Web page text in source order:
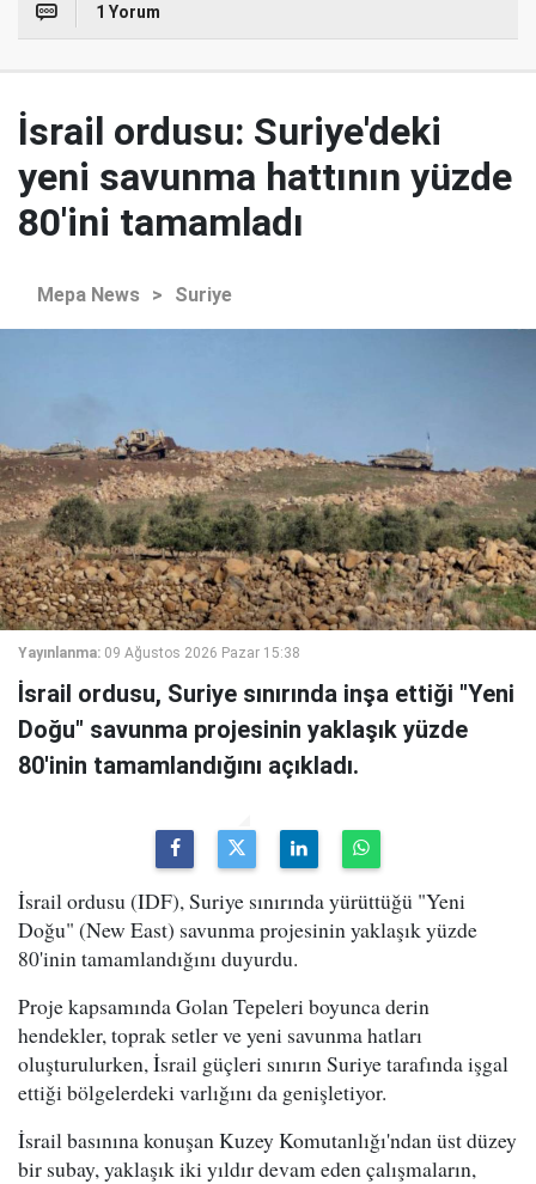
1 Yorum
İsrail ordusu: Suriye'deki
yeni savunma hattının yüzde
80'ini tamamladı
Mepa News > Suriye
Yayınlanma: 09 Ağustos 2026 Pazar 15:38
İsrail ordusu, Suriye sınırında inşa ettiği "Yeni
Doğu" savunma projesinin yaklaşık yüzde
80'inin tamamlandığını açıkladı.
İsrail ordusu (IDF), Suriye sınırında yürüttüğü "Yeni
Doğu" (New East) savunma projesinin yaklaşık yüzde
80'inin tamamlandığını duyurdu.
Proje kapsamında Golan Tepeleri boyunca derin
hendekler, toprak setler ve yeni savunma hatları
oluşturulurken, İsrail güçleri sınırın Suriye tarafında işgal
ettiği bölgelerdeki varlığını da genişletiyor.
İsrail basınına konuşan Kuzey Komutanlığı'ndan üst düzey
bir subay, yaklaşık iki yıldır devam eden çalışmaların,